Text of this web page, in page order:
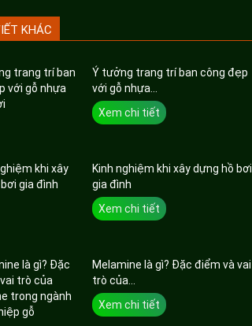
KHÁC
Ý tưởng trang trí ban công đẹp
với gỗ nhựa...
Xem chi tiết
Kinh nghiệm khi xây dựng hồ bơi
gia đình
Xem chi tiết
Melamine là gì? Đặc điểm và vai
trò của...
Xem chi tiết